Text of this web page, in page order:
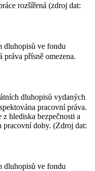
rozšířená (zdroj dat:
dluhopisů ve fondu
přísně omezena.
dluhopisů vydaných
pracovní práva.
hlediska bezpečnosti a
doby. (Zdroj dat:
dluhopisů ve fondu